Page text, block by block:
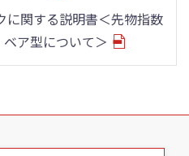
に関する説明書＜先物指数
ア型について＞